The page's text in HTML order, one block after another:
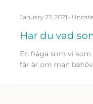
January 27, 2021 ·
Har du vad
En fråga som vi
får är om man